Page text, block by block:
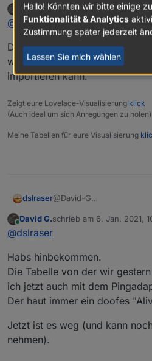
Bereiche extrahieren.
gesamte Funktion
die Zwischenablage und
Blockly importieren.
Online
David G.schrieb am 6. Jan. 2021,
zuletzt editiert von
@
dslraser
Dann schaue ich nachher mal,
wenn man auch in ein
importieren kann.
Zeigt eure Lovelace-Visualisierung klick
(Auch ideal um sich Anregungen zu holen)
Meine Tabellen für eure Visualisierung
dslraser@David-G
Bereiche extrahieren.
Blockly importieren.
Online
David G.schrieb am 6. Jan. 2021,
zuletzt editiert von
@dslraser
Habs hinbekommen.
Die Tabelle von der wir
ich jetzt auch mit dem
Der haut immer ein doofes
Jetzt ist es weg (und kann
nehmen).
Hallo! Könnten wir bitte einige
Funktionalität & Analytics
Zustimmung später jederzeit
Lassen Sie mich wählen